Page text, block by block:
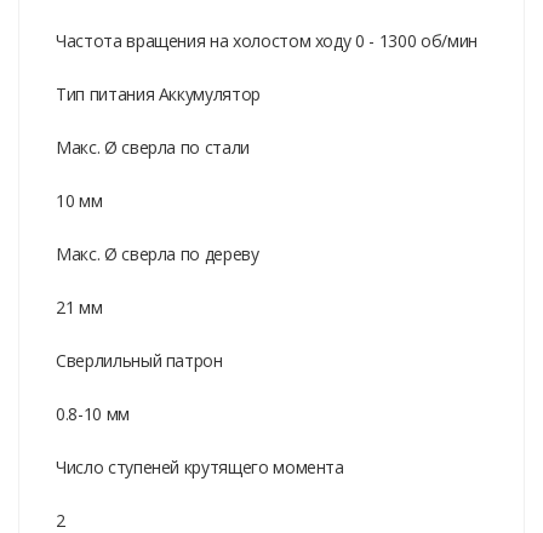
Частота вращения на холостом ходу 0 - 1300 об/мин
Тип питания Аккумулятор
Макс. Ø сверла по стали
10 мм
Макс. Ø сверла по дереву
21 мм
Сверлильный патрон
0.8-10 мм
Число ступеней крутящего момента
2